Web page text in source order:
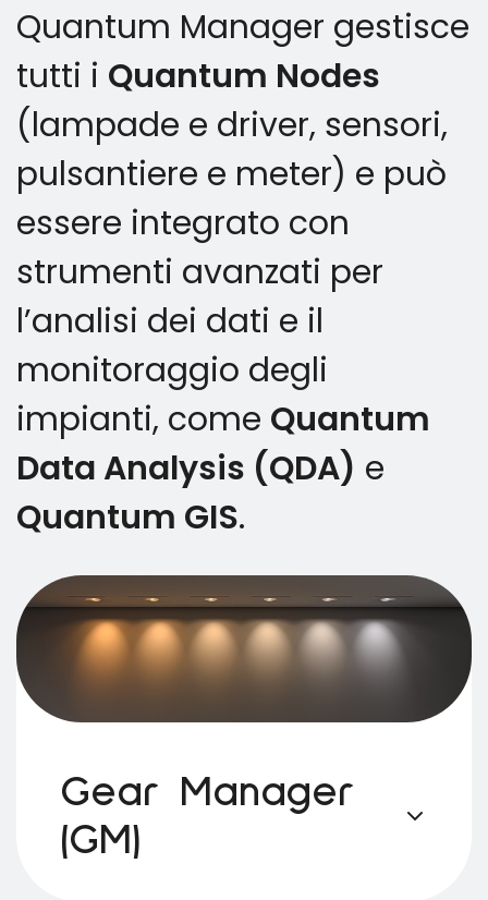
Quantum Manager gestisce
tutti i Quantum Nodes
(lampade e driver, sensori,
pulsantiere e meter) e può
essere integrato con
strumenti avanzati per
l’analisi dei dati e il
monitoraggio degli
impianti, come Quantum
Data Analysis (QDA) e
Quantum GIS.
Gear Manager
(GM)